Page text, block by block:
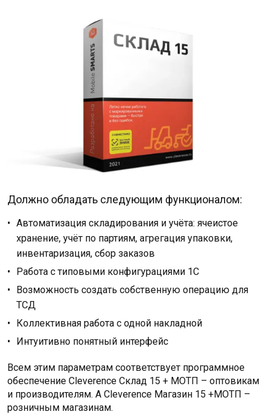
Должно обладать следующим функционалом:
Автоматизация складирования и учёта: ячеистое
хранение, учёт по партиям, агрегация упаковки,
инвентаризация, сбор заказов
Работа с типовыми конфигурациями 1С
Возможность создать собственную операцию для
ТСД
Коллективная работа с одной накладной
Интуитивно понятный интерфейс
Всем этим параметрам соответствует программное
обеспечение Cleverence Склад 15 + МОТП – оптовикам
и производителям. А Cleverence Магазин 15 +МОТП –
розничным магазинам.